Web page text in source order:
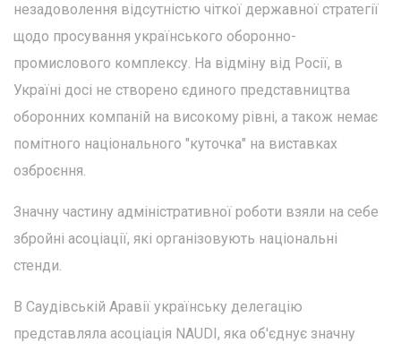
незадоволення відсутністю чіткої державної стратегії
щодо просування українського оборонно-
промислового комплексу. На відміну від Росії, в
Україні досі не створено єдиного представництва
оборонних компаній на високому рівні, а також немає
помітного національного "куточка" на виставках
озброєння.
Значну частину адміністративної роботи взяли на себе
збройні асоціації, які організовують національні
стенди.
В Саудівській Аравії українську делегацію
представляла асоціація NAUDI, яка об'єднує значну